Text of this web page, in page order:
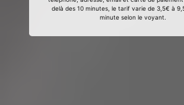
delà des 10 minutes, le tarif varie de 3,5€ à
minute selon le voyant.